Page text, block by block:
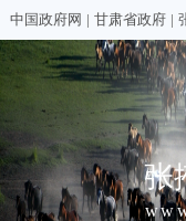
中国政府网 | 甘肃省政府 |
张